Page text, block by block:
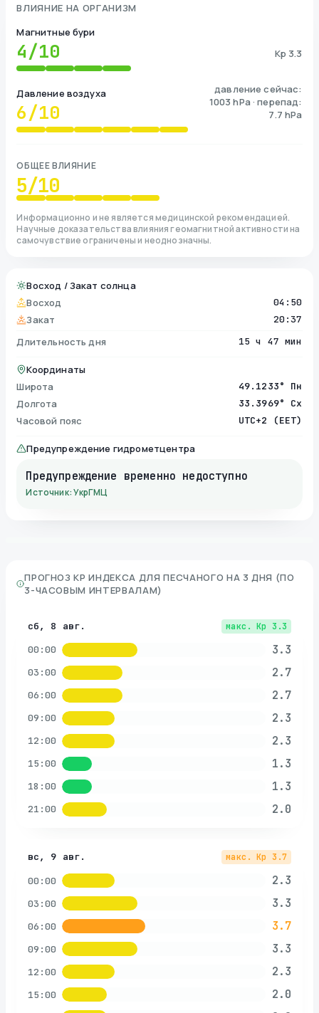
ВЛИЯНИЕ НА ОРГАНИЗМ
Магнитные бури
4/10 Kp 3.3
Давление воздуха
6/10
давление сейчас:
1003 hPa · перепад:
7.7 hPa
ОБЩЕЕ ВЛИЯНИЕ
5/10
Информационно и не является медицинской рекомендацией.
Научные доказательства влияния геомагнитной активности на
самочувствие ограничены и неоднозначны.
Восход / Закат солнца
Восход
04:50
Закат 20:37
Длительность дня 15 ч 47 мин
Координаты
Широта
49.1233° Пн
Долгота 33.3969° Сх
Часовой пояс UTC+2 (EET)
Предупреждение гидрометцентра
Предупреждение временно недоступно
Источник: УкрГМЦ
ПРОГНОЗ KP ИНДЕКСА ДЛЯ ПЕСЧАНОГО НА 3 ДНЯ (ПО
3-ЧАСОВЫМ ИНТЕРВАЛАМ)
сб, 8 авг. макс. Kp 3.3
00:00 3.3
03:00 2.7
06:00 2.7
09:00 2.3
12:00 2.3
15:00 1.3
18:00 1.3
21:00 2.0
вс, 9 авг. макс. Kp 3.7
00:00 2.3
03:00 3.3
06:00 3.7
09:00 3.3
12:00 2.3
15:00 2.0